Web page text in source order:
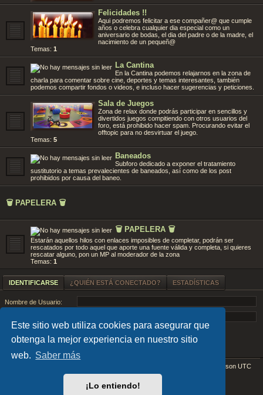
Este sitio web utiliza cookies para asegurar que
obtenga la mejor experiencia en nuestro sitio
web. Saber más
¡Lo entiendo!
Felicidades !!
Aqui podremos felicitar a ese compañer@ que cumple
años o celebra cualquier dia especial como un
aniversario de bodas, el dia del padre o de la madre, el
nacimiento de un pequeñ@
Temas: 1
La Cantina
En la Cantina podemos relajarnos en la zona de
charla para comentar sobre cine, deportes y temas interesantes, también
podemos compartir fondos o videos, e incluso hacer sugerencias y peticiones.
Sala de Juegos
Zona de relax donde podrás participar en sencillos y
divertidos juegos compitiendo con otros usuarios del
foro, está prohibido hacer spam. Procurando evitar el
offtopic para no desvirtuar el juego.
Temas: 5
Baneados
Subforo dedicado a exponer el tratamiento
sustitutorio a temas prevalecientes de baneados, así como de los post
prohibidos por causa del baneo.
🗑️ PAPELERA 🗑️
🗑️ PAPELERA 🗑️
Estarán aquellos hilos con enlaces imposibles de completar, podrán ser
rescatados por todo aquel que aporte una fuente válida y completa, si quieres
rescatar alguno, pon un MP al moderador de la zona
Temas: 1
IDENTIFICARSE ¿QUIÉN ESTÁ CONECTADO? ESTADÍSTICAS
Nombre de Usuario:
Olvidé mi contraseña
Recordar
Todos los horarios son UTC
FanFanlaTuFlippe